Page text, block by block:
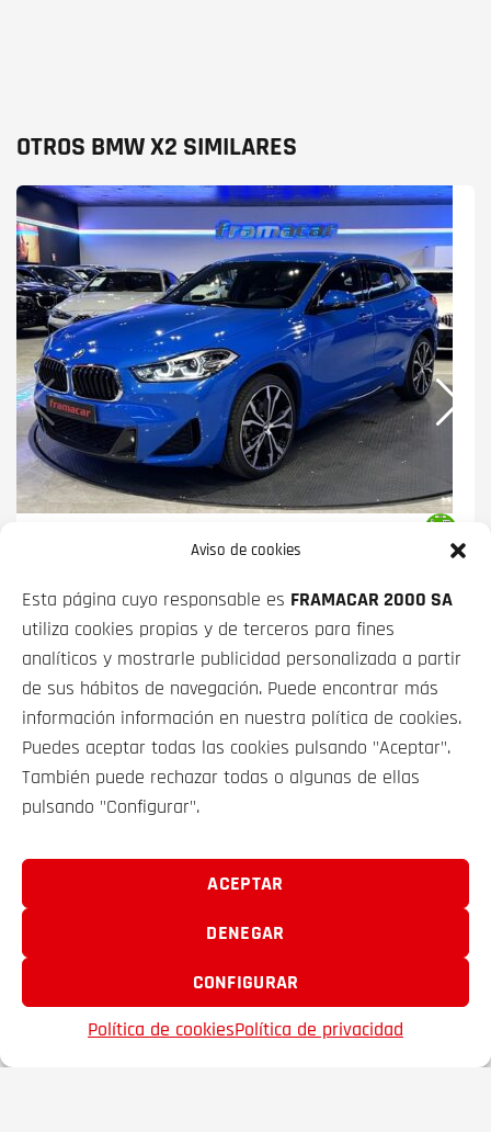
Aviso de cookies
Esta página cuyo responsable es FRAMACAR 2000 SA
utiliza cookies propias y de terceros para fines
analíticos y mostrarle publicidad personalizada a partir
de sus hábitos de navegación. Puede encontrar más
información información en nuestra política de cookies.
Puedes aceptar todas las cookies pulsando "Aceptar".
También puede rechazar todas o algunas de ellas
pulsando "Configurar".
ACEPTAR
DENEGAR
CONFIGURAR
Política de cookiesPolítica de privacidad
EMAIL TELÉFONO FAVORITOS
OTROS BMW X2 SIMILARES
27 490€ desde367€/mes*
VEHÍCULOS
SOBRE NOSOTROS
FRAMACAR 2000 S.A. © 2025